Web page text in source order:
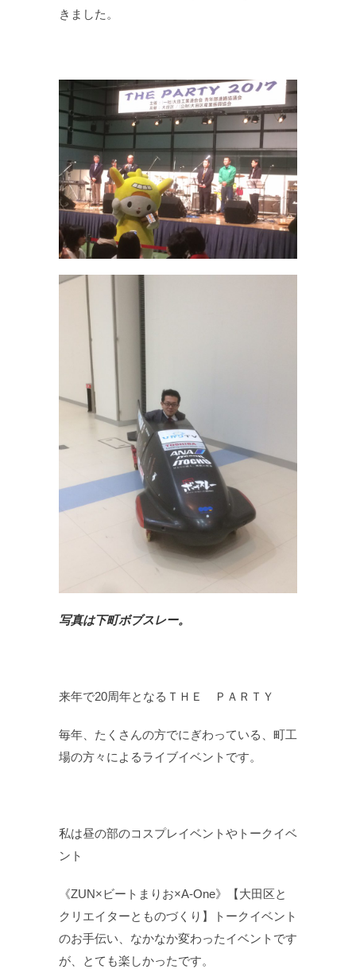
きました。
写真は下町ボブスレー。
来年で20周年となるＴＨＥ ＰＡＲＴＹ
毎年、たくさんの方でにぎわっている、町工
場の方々によるライブイベントです。
私は昼の部のコスプレイベントやトークイベ
ント
《ZUN×ビートまりお×A-One》【大田区と
クリエイターとものづくり】トークイベント
のお手伝い、なかなか変わったイベントです
が、とても楽しかったです。